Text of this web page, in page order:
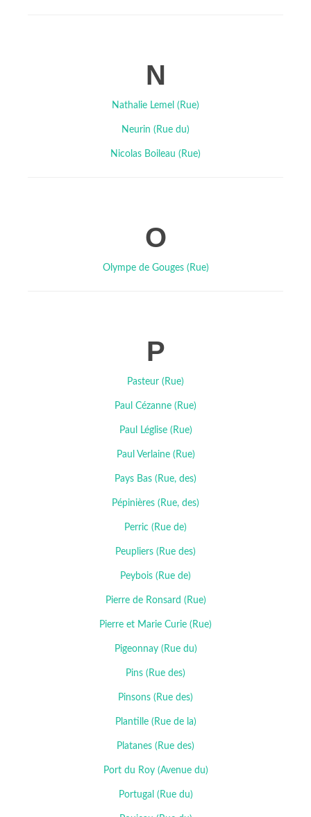
N
Nathalie Lemel (Rue)
Neurin (Rue du)
Nicolas Boileau (Rue)
O
Olympe de Gouges (Rue)
P
Pasteur (Rue)
Paul Cézanne (Rue)
Paul Léglise (Rue)
Paul Verlaine (Rue)
Pays Bas (Rue, des)
Pépinières (Rue, des)
Perric (Rue de)
Peupliers (Rue des)
Peybois (Rue de)
Pierre de Ronsard (Rue)
Pierre et Marie Curie (Rue)
Pigeonnay (Rue du)
Pins (Rue des)
Pinsons (Rue des)
Plantille (Rue de la)
Platanes (Rue des)
Port du Roy (Avenue du)
Portugal (Rue du)